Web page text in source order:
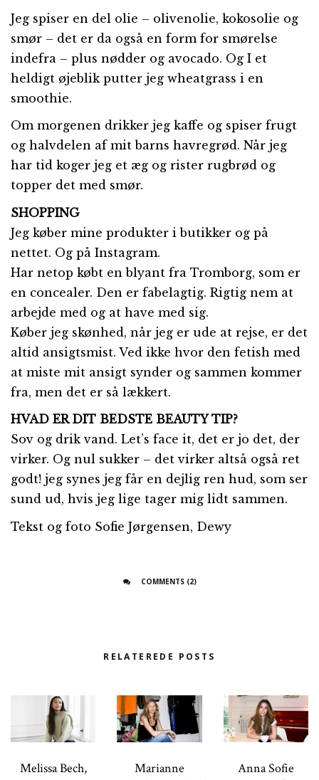
Jeg spiser en del olie – olivenolie, kokosolie og
smør – det er da også en form for smørelse
indefra – plus nødder og avocado. Og I et
heldigt øjeblik putter jeg wheatgrass i en
smoothie.
Om morgenen drikker jeg kaffe og spiser frugt
og halvdelen af mit barns havregrød. Når jeg
har tid koger jeg et æg og rister rugbrød og
topper det med smør.
SHOPPING
Jeg køber mine produkter i butikker og på
nettet. Og på Instagram.
Har netop købt en blyant fra Tromborg, som er
en concealer. Den er fabelagtig. Rigtig nem at
arbejde med og at have med sig.
Køber jeg skønhed, når jeg er ude at rejse, er det
altid ansigtsmist. Ved ikke hvor den fetish med
at miste mit ansigt synder og sammen kommer
fra, men det er så lækkert.
HVAD ER DIT BEDSTE BEAUTY TIP?
Sov og drik vand. Let’s face it, det er jo det, der
virker. Og nul sukker – det virker altså også ret
godt! jeg synes jeg får en dejlig ren hud, som ser
sund ud, hvis jeg lige tager mig lidt sammen.
Tekst og foto Sofie Jørgensen, Dewy
COMMENTS (2)
RELATEREDE POSTS
Melissa Bech,
Marianne
Anna Sofie